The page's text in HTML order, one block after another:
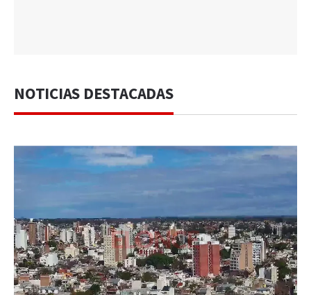
NOTICIAS DESTACADAS